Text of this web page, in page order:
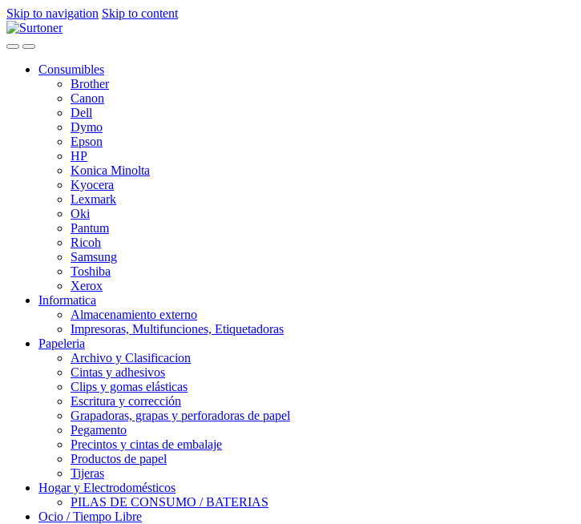
Skip to navigation Skip to content
Consumibles
Brother
Canon
Dell
Dymo
Epson
HP
Konica Minolta
Kyocera
Lexmark
Oki
Pantum
Ricoh
Samsung
Toshiba
Xerox
Informatica
Almacenamiento externo
Impresoras, Multifunciones, Etiquetadoras
Papeleria
Archivo y Clasificacion
Cintas y adhesivos
Clips y gomas elásticas
Escritura y corrección
Grapadoras, grapas y perforadoras de papel
Pegamento
Precintos y cintas de embalaje
Productos de papel
Tijeras
Hogar y Electrodomésticos
PILAS DE CONSUMO / BATERIAS
Ocio / Tiempo Libre